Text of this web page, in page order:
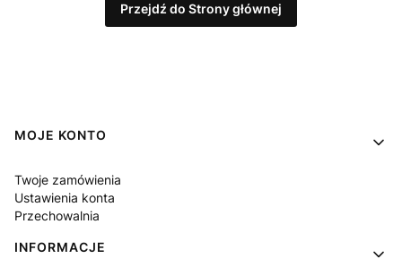
Przejdź do Strony głównej
Linki w stopce
MOJE KONTO
Twoje zamówienia
Ustawienia konta
Przechowalnia
INFORMACJE